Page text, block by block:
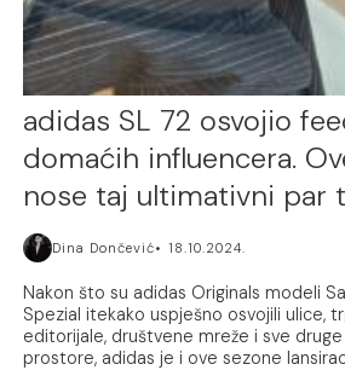
adidas SL 72 osvojio
domaćih influencera.
nose taj ultimativni par
Dina Dončević 18.10.2024.
Nakon što su adidas Originals modeli
Spezial itekako uspješno osvojili ulice,
editorijale, društvene mreže i sve
prostore, adidas je i ove sezone